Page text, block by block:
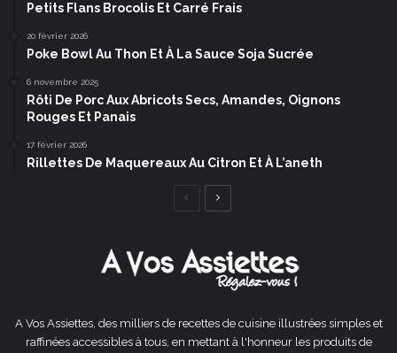
Petits Flans Brocolis Et Carré Frais
20 février 2026
Poke Bowl Au Thon Et À La Sauce Soja Sucrée
6 novembre 2025
Rôti De Porc Aux Abricots Secs, Amandes, Oignons
Rouges Et Panais
17 février 2026
Rillettes De Maquereaux Au Citron Et À L’aneth
Page
A Vos Assiettes, des milliers de recettes de cuisine illustrées simples et
raffinées accessibles à tous, en mettant à l'honneur les produits de